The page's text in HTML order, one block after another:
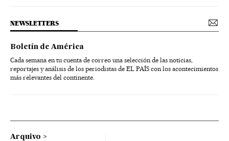
NEWSLETTERS
Boletín de América
Cada semana en tu cuenta de correo una selección de las noticias,
reportajes y análisis de los periodistas de EL PAÍS con los acontecimientos
más relevantes del continente.
Arquivo